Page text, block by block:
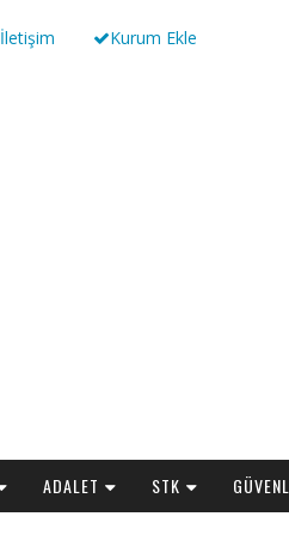
İletişim Kurum Ekle
ADALET STK